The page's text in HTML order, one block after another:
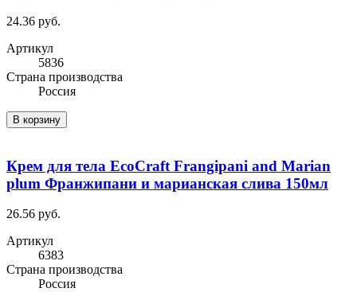
24.36 руб.
Артикул
5836
Cтрана производства
Россия
В корзину
Крем для тела EcoCraft Frangipani and Marian
plum Франжипани и марианская слива 150мл
26.56 руб.
Артикул
6383
Cтрана производства
Россия